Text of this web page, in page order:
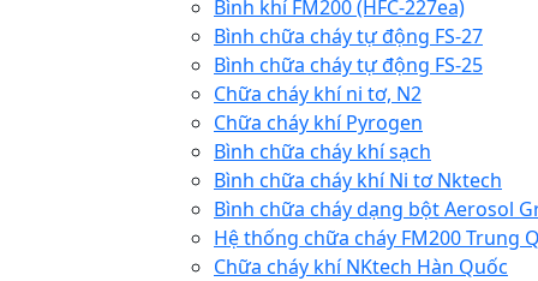
Bình khí FM200 (HFC-227ea)
Bình chữa cháy tự động FS-27
Bình chữa cháy tự động FS-25
Chữa cháy khí ni tơ, N2
Chữa cháy khí Pyrogen
Bình chữa cháy khí sạch
Bình chữa cháy khí Ni tơ Nktech
Bình chữa cháy dạng bột Aerosol
Hệ thống chữa cháy FM200 Trung
Chữa cháy khí NKtech Hàn Quốc